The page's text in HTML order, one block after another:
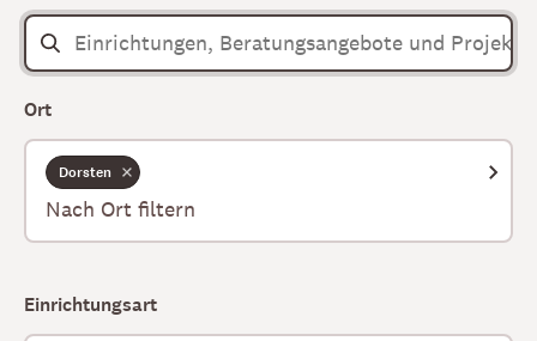
Kooperationen und Kooperationspartner
Ort
Dorsten
Einrichtungsart